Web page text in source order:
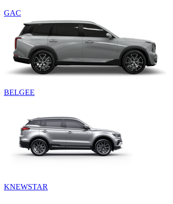
GAC
BELGEE
KNEWSTAR